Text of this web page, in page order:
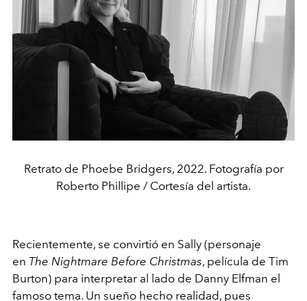
Retrato de Phoebe Bridgers, 2022. Fotografía por
Roberto Phillipe / Cortesía del artista.
Recientemente, se convirtió en Sally (personaje
en The Nightmare Before Christmas, película de Tim
Burton) para interpretar al lado de Danny Elfman el
famoso tema. Un sueño hecho realidad, pues